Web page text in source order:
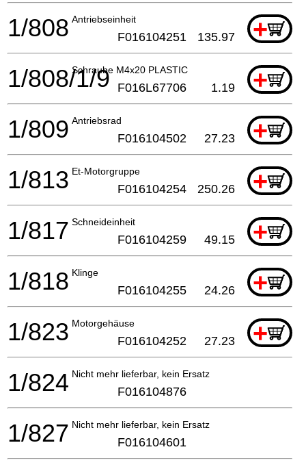
Antriebseinheit +
1/808 F016104251 135.97
Schraube M4x20 PLASTIC +
1/808/1/9 F016L67706 1.19
Antriebsrad +
1/809 F016104502 27.23
Et-Motorgruppe +
1/813 F016104254 250.26
Schneideinheit +
1/817 F016104259 49.15
Klinge +
1/818 F016104255 24.26
Motorgehäuse +
1/823 F016104252 27.23
Nicht mehr lieferbar, kein Ersatz
1/824 F016104876
Nicht mehr lieferbar, kein Ersatz
1/827 F016104601